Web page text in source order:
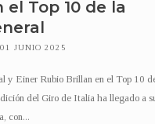
Top 10 de la
01 JUNIO 2025
y Einer Rubio Brillan en el Top 10
del Giro de Italia ha llegado a
con...